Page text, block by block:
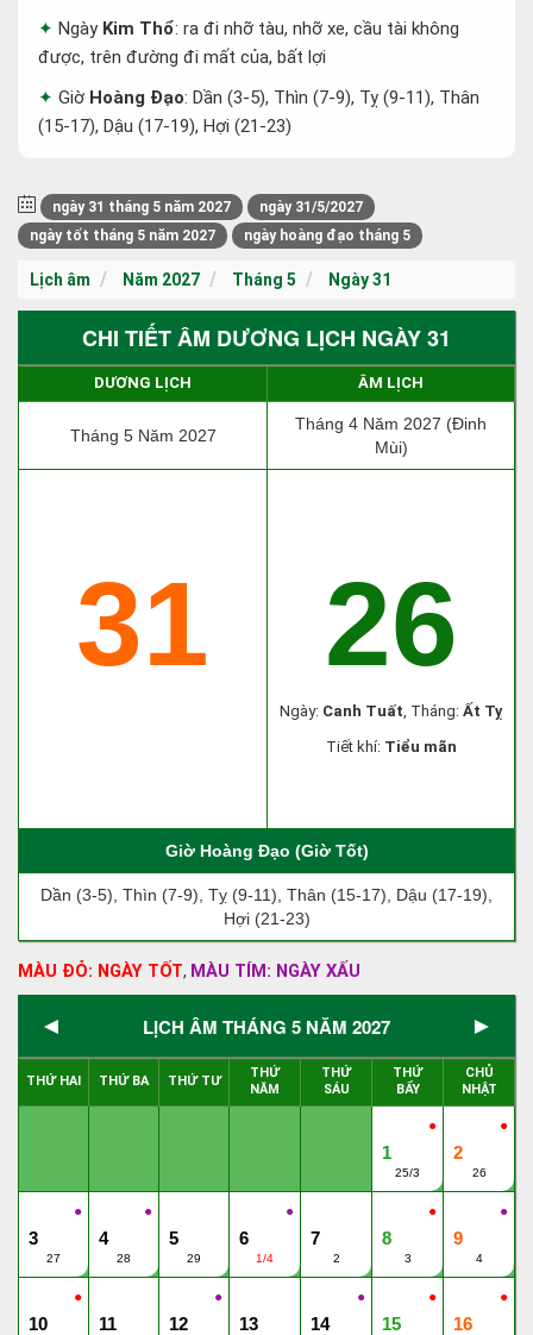
Ngày Kim Thổ: ra đi nhỡ tàu, nhỡ xe, cầu tài không
được, trên đường đi mất của, bất lợi
Giờ Hoàng Đạo: Dần (3-5), Thìn (7-9), Tỵ (9-11), Thân
(15-17), Dậu (17-19), Hợi (21-23)
ngày 31 tháng 5 năm 2027
ngày 31/5/2027
ngày tốt tháng 5 năm 2027
ngày hoàng đạo tháng 5
Lịch âm Năm 2027 Tháng 5 Ngày 31
CHI TIẾT ÂM DƯƠNG LỊCH NGÀY 31
DƯƠNG LỊCH ÂM LỊCH
Tháng 5 Năm 2027
Tháng 4 Năm 2027 (Đinh
Mùi)
31 26
Ngày: Canh Tuất, Tháng: Ất Tỵ
Tiết khí: Tiểu mãn
Giờ Hoàng Đạo (Giờ Tốt)
Dần (3-5), Thìn (7-9), Tỵ (9-11), Thân (15-17), Dậu (17-19),
Hợi (21-23)
MÀU ĐỎ: NGÀY TỐT, MÀU TÍM: NGÀY XẤU
◄ LỊCH ÂM THÁNG 5 NĂM 2027 ►
THỨ HAI THỨ BA THỨ TƯ
THỨ
NĂM
THỨ
SÁU
THỨ
BẨY
CHỦ
NHẬT
●
1
25/3
●
2
26
●
3
27
●
4
28
5
29
●
6
1/4
7
2
●
8
3
●
9
4
●
10 11
●
12 13
●
14
●
15
●
16